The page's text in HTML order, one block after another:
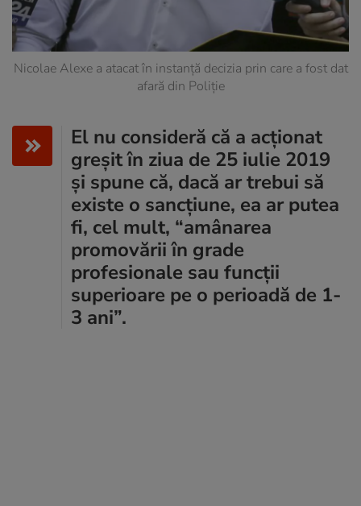
Nicolae Alexe a atacat în instanţă decizia prin care a fost dat
afară din Poliţie
El nu consideră că a acţionat
greşit în ziua de 25 iulie 2019
şi spune că, dacă ar trebui să
existe o sancţiune, ea ar putea
fi, cel mult, “amânarea
promovării în grade
profesionale sau funcții
superioare pe o perioadă de 1-
3 ani”.